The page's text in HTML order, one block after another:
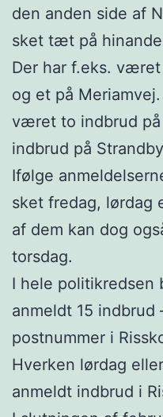
den anden side af
sket tæt på
Der har f.eks.
og et på
været to indbrud
indbrud på
Ifølge
sket fredag, lørdag
af dem kan dog
torsdag.
I hele politikredsen
anmeldt 15 indbrud
postnummer i
Hverken lørdag
anmeldt indbrud i